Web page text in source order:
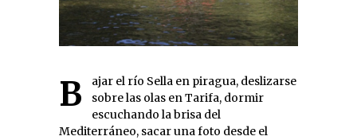
Bajar el río Sella en piragua, deslizarse
sobre las olas en Tarifa, dormir
escuchando la brisa del
Mediterráneo, sacar una foto desde el